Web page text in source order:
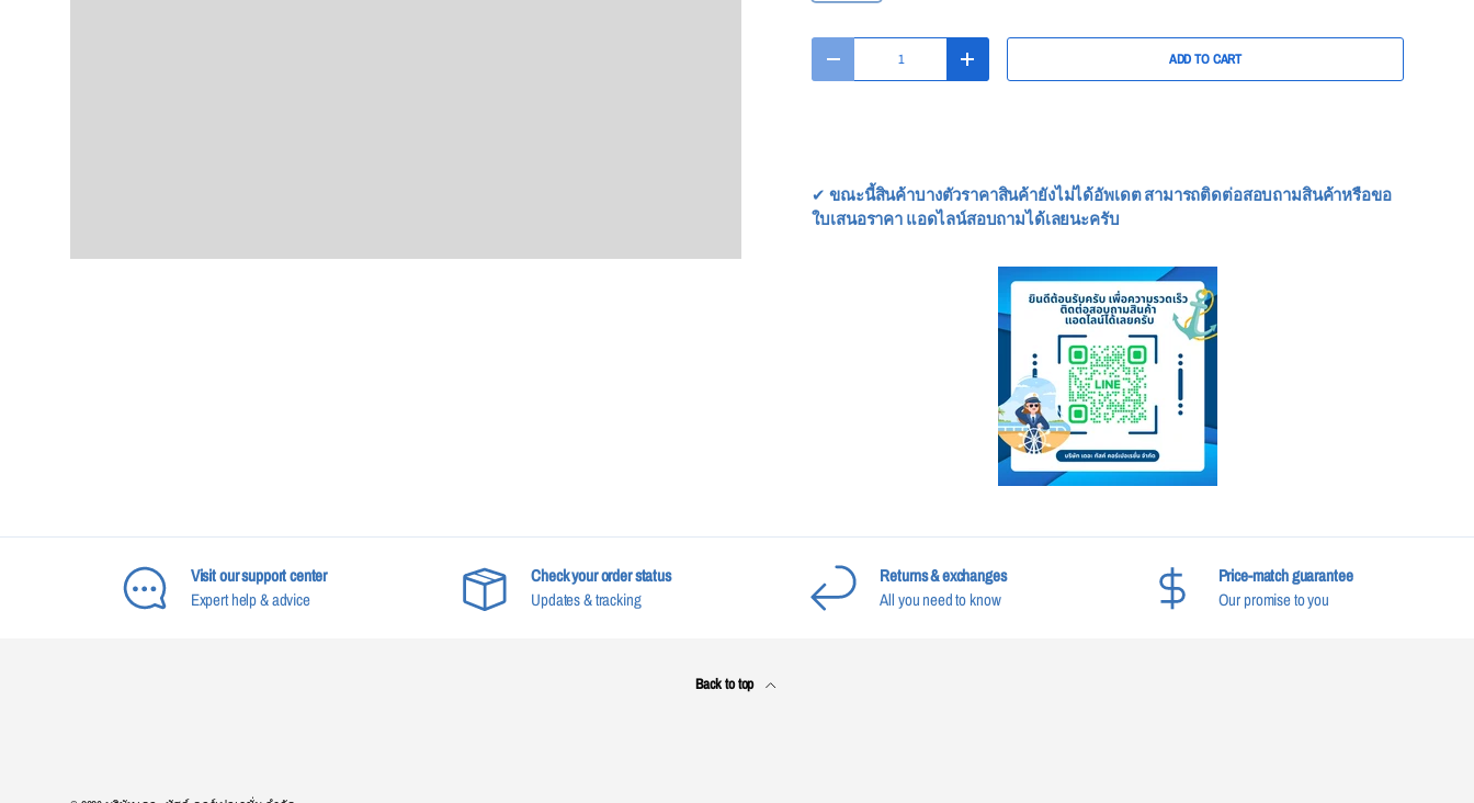
- + ADD TO CART
✔ขณะนี้สินค้าบางตัวราคาสินค้ายังไม่ได้อัพเดต สามารถติดต่อสอบถามสินค้าหรือขอ
ใบเสนอราคา แอดไลน์สอบถามได้เลยนะครับ
Visit our support center
Expert help & advice
Check your order status
Updates & tracking
Returns & exchanges
All you need to know
Price-match guarantee
Our promise to you
Back to top